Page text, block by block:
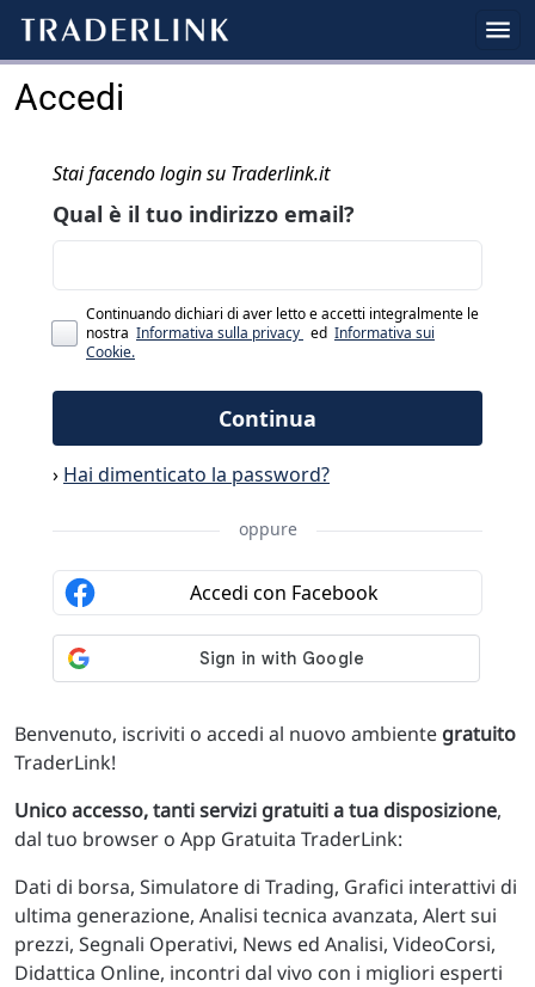
Accedi
Benvenuto, iscriviti o accedi al nuovo ambiente gratuito
TraderLink!
Unico accesso, tanti servizi gratuiti a tua disposizione,
dal tuo browser o App Gratuita TraderLink:
Dati di borsa, Simulatore di Trading, Grafici interattivi di
ultima generazione, Analisi tecnica avanzata, Alert sui
prezzi, Segnali Operativi, News ed Analisi, VideoCorsi,
Didattica Online, incontri dal vivo con i migliori esperti